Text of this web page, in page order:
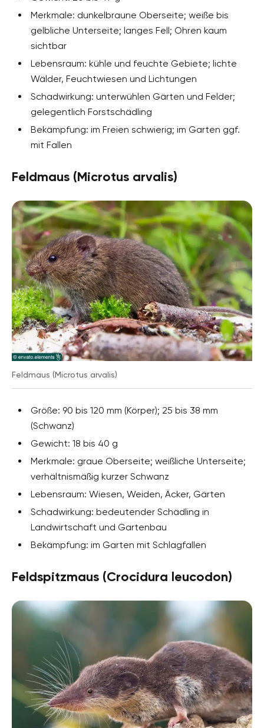
Merkmale: dunkelbraune Oberseite; weiße bis
gelbliche Unterseite; langes Fell; Ohren kaum
sichtbar
Lebensraum: kühle und feuchte Gebiete; lichte
Wälder, Feuchtwiesen und Lichtungen
Schadwirkung: unterwühlen Gärten und Felder;
gelegentlich Forstschädling
Bekämpfung: im Freien schwierig; im Garten ggf.
mit Fallen
Feldmaus (Microtus arvalis)
Feldmaus (Microtus arvalis)
Größe: 90 bis 120 mm (Körper); 25 bis 38 mm
(Schwanz)
Gewicht: 18 bis 40 g
Merkmale: graue Oberseite; weißliche Unterseite;
verhältnismäßig kurzer Schwanz
Lebensraum: Wiesen, Weiden, Äcker, Gärten
Schadwirkung: bedeutender Schädling in
Landwirtschaft und Gartenbau
Bekämpfung: im Garten mit Schlagfallen
Feldspitzmaus (Crocidura leucodon)